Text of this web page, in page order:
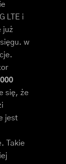
LTE i
już
w
się, że
jest
Takie